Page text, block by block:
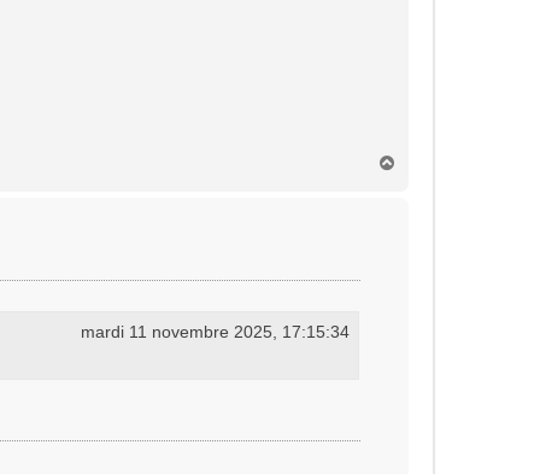
mardi 11 novembre 2025, 17:15:34